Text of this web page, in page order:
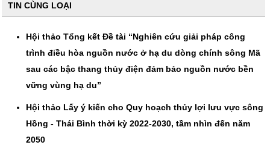
TIN CÙNG LOẠI
Hội thảo Tổng kết Đề tài “Nghiên cứu giải pháp công
trình điều hòa nguồn nước ở hạ du dòng chính sông Mã
sau các bậc thang thủy điện đảm bảo nguồn nước bền
vững vùng hạ du”
Hội thảo Lấy ý kiến cho Quy hoạch thủy lợi lưu vực sông
Hồng - Thái Bình thời kỳ 2022-2030, tầm nhìn đến năm
2050